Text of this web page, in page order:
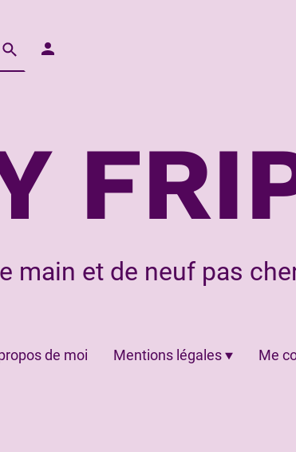
main et de neuf pas
de moi Mentions légales Me